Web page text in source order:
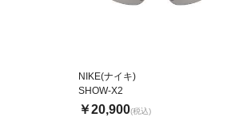
NIKE(ナイキ)
SHOW-X2
￥20,900(税込)